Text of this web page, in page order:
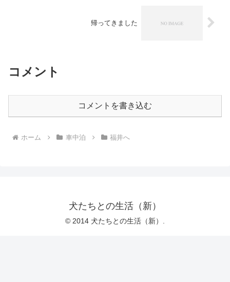
帰ってきました
コメント
コメントを書き込む
ホーム 車中泊 福井へ
犬たちとの生活（新）
© 2014 犬たちとの生活（新）.